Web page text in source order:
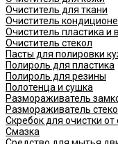
Очиститель для ткани
Очиститель
Очиститель пластика и
Очиститель стекол
Пасты для полировки
Полироль для пластика
Полироль для резины
Полотенца и сушка
Размораживатель
Размораживатель
Скребок для очистки от
Смазка